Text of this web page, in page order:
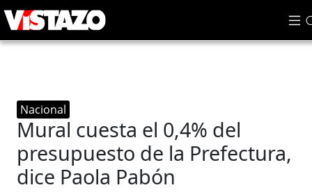
Nacional
Mural cuesta el 0,4% del
presupuesto de la Prefectura,
dice Paola Pabón